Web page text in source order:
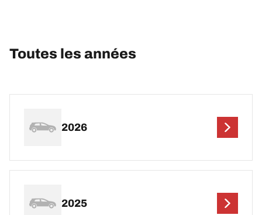
Toutes les années
2026
2025